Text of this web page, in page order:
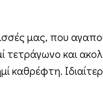
μας, που
και